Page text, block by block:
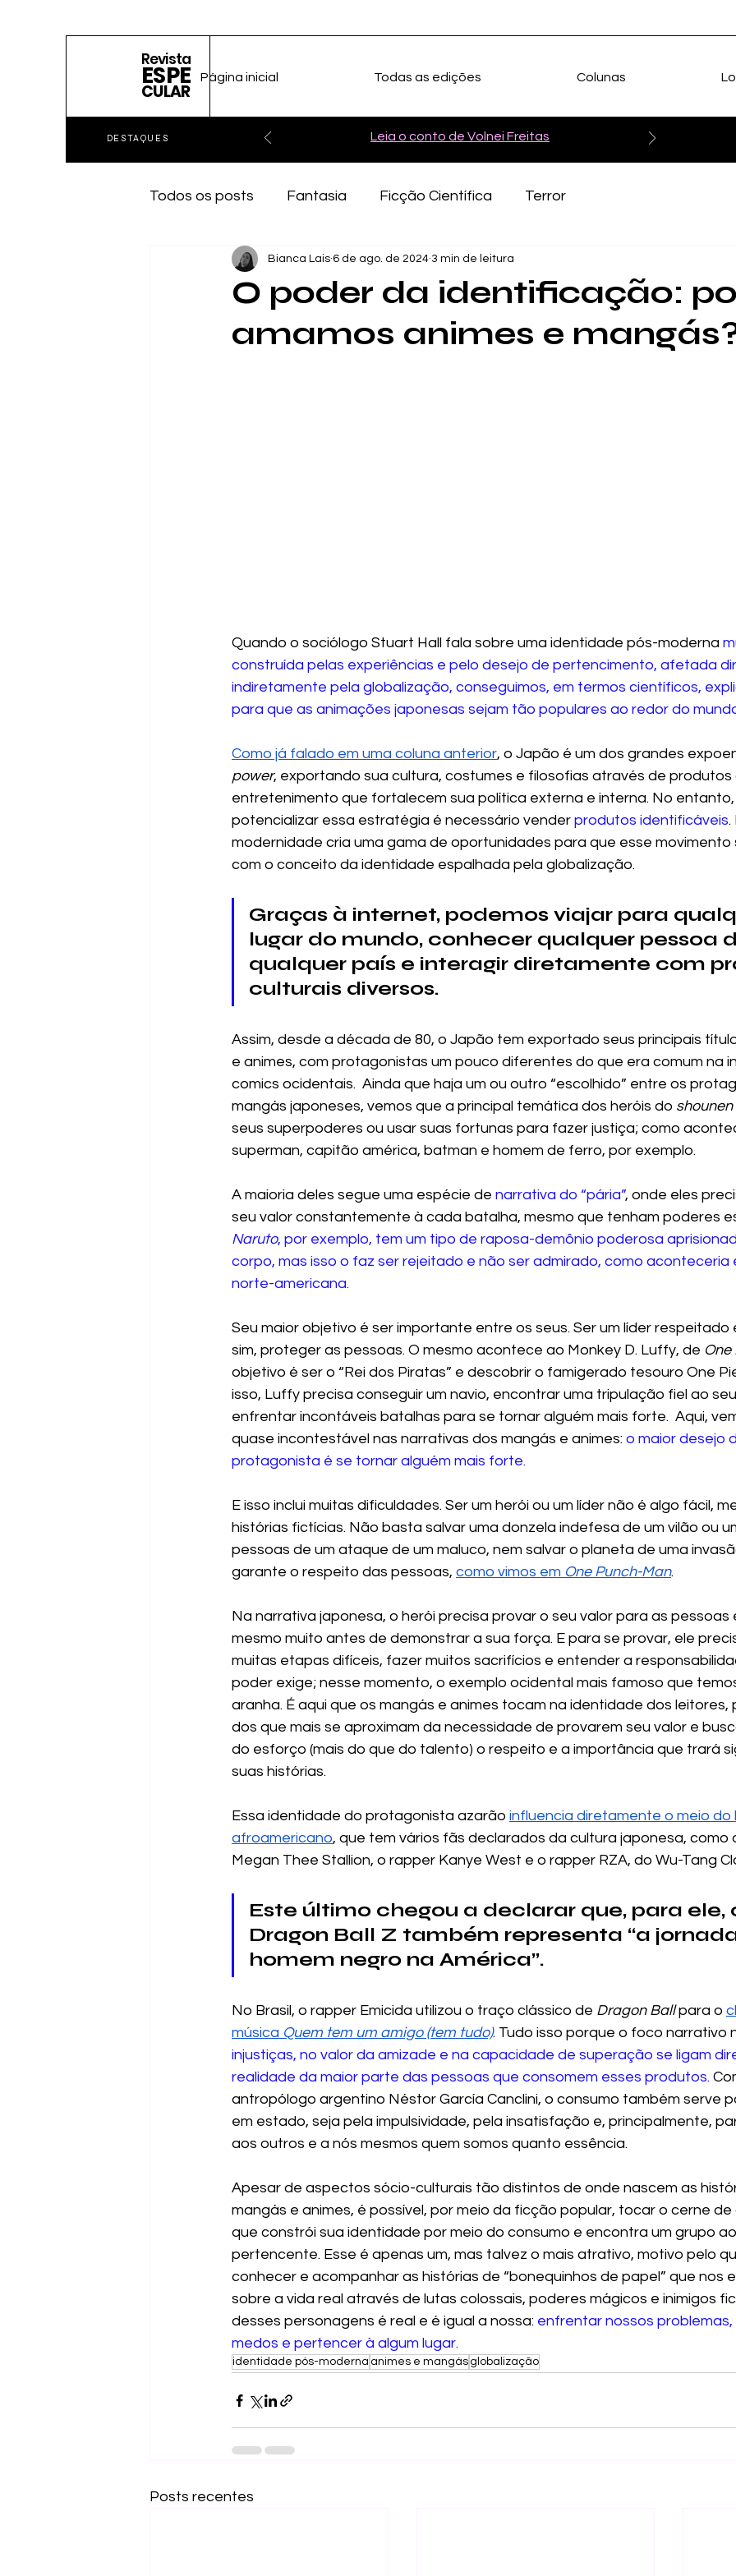
Revista
ESPE
CULAR
DESTAQUES Leia o conto de Volnei Freitas
Página inicial Todas as edições Colunas
Todos os posts Fantasia Ficção Científica Terror
O poder da identificação:
amamos animes e
Bianca Lais 6 de ago. de 2024 3 min de leitura
Quando o sociólogo Stuart Hall fala sobre uma identidade pós-moderna
construída pelas experiências e pelo desejo de pertencimento, afetada
indiretamente pela globalização, conseguimos, em termos científicos,
para que as animações japonesas sejam tão populares ao redor do
Como já falado em uma coluna anterior, o Japão é um dos grandes
power, exportando sua cultura, costumes e filosofias através de
entretenimento que fortalecem sua política externa e interna. No
potencializar essa estratégia é necessário vender produtos identificáveis.
modernidade cria uma gama de oportunidades para que esse movimento
com o conceito da identidade espalhada pela globalização.
Graças à internet, podemos viajar para
lugar do mundo, conhecer qualquer pessoa
qualquer país e interagir diretamente com
culturais diversos.
Assim, desde a década de 80, o Japão tem exportado seus principais
e animes, com protagonistas um pouco diferentes do que era comum na
comics ocidentais. Ainda que haja um ou outro “escolhido” entre os
mangás japoneses, vemos que a principal temática dos heróis do shounen
seus superpoderes ou usar suas fortunas para fazer justiça; como
superman, capitão américa, batman e homem de ferro, por exemplo.
A maioria deles segue uma espécie de narrativa do “pária”, onde eles
seu valor constantemente à cada batalha, mesmo que tenham poderes
Naruto, por exemplo, tem um tipo de raposa-demônio poderosa
corpo, mas isso o faz ser rejeitado e não ser admirado, como aconteceria
norte-americana.
Seu maior objetivo é ser importante entre os seus. Ser um líder respeitado
sim, proteger as pessoas. O mesmo acontece ao Monkey D. Luffy, de One
objetivo é ser o “Rei dos Piratas” e descobrir o famigerado tesouro One
isso, Luffy precisa conseguir um navio, encontrar uma tripulação fiel ao
enfrentar incontáveis batalhas para se tornar alguém mais forte.  Aqui,
quase incontestável nas narrativas dos mangás e animes: o maior desejo
protagonista é se tornar alguém mais forte.
E isso inclui muitas dificuldades. Ser um herói ou um líder não é algo fácil,
histórias fictícias. Não basta salvar uma donzela indefesa de um vilão ou
pessoas de um ataque de um maluco, nem salvar o planeta de uma
garante o respeito das pessoas, como vimos em One Punch-Man.
Na narrativa japonesa, o herói precisa provar o seu valor para as pessoas
mesmo muito antes de demonstrar a sua força. E para se provar, ele
muitas etapas difíceis, fazer muitos sacrifícios e entender a
poder exige; nesse momento, o exemplo ocidental mais famoso que
aranha. É aqui que os mangás e animes tocam na identidade dos
dos que mais se aproximam da necessidade de provarem seu valor e
do esforço (mais do que do talento) o respeito e a importância que trará
suas histórias.
Essa identidade do protagonista azarão influencia diretamente o meio
afroamericano, que tem vários fãs declarados da cultura japonesa, como
Megan Thee Stallion, o rapper Kanye West e o rapper RZA, do Wu-Tang
Este último chegou a declarar que, para ele,
Dragon Ball Z também representa “a
homem negro na América”.
No Brasil, o rapper Emicida utilizou o traço clássico de Dragon Ball para o
música Quem tem um amigo (tem tudo). Tudo isso porque o foco narrativo
injustiças, no valor da amizade e na capacidade de superação se ligam
realidade da maior parte das pessoas que consomem esses produtos.
antropólogo argentino Néstor García Canclini, o consumo também serve
em estado, seja pela impulsividade, pela insatisfação e, principalmente,
aos outros e a nós mesmos quem somos quanto essência.
Apesar de aspectos sócio-culturais tão distintos de onde nascem as
mangás e animes, é possível, por meio da ficção popular, tocar o cerne
que constrói sua identidade por meio do consumo e encontra um grupo
pertencente. Esse é apenas um, mas talvez o mais atrativo, motivo pelo
conhecer e acompanhar as histórias de “bonequinhos de papel” que nos
sobre a vida real através de lutas colossais, poderes mágicos e inimigos
desses personagens é real e é igual a nossa: enfrentar nossos
medos e pertencer à algum lugar.
identidade pós-moderna animes e mangás globalização
Posts recentes